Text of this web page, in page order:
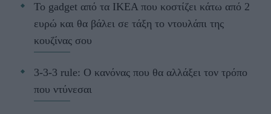
Το gadget από τα IKEA που κοστίζει κάτω από 2
ευρώ και θα βάλει σε τάξη το ντουλάπι της
κουζίνας σου
3-3-3 rule: Ο κανόνας που θα αλλάξει τον τρόπο
που ντύνεσαι